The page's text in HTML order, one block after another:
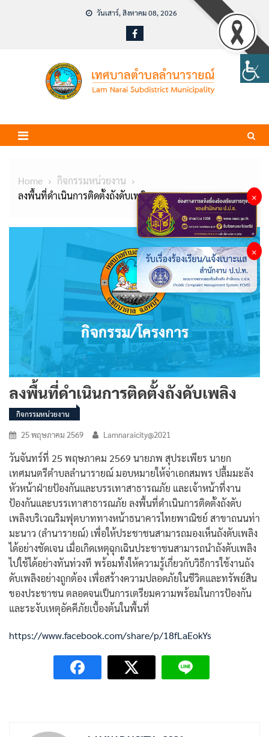
วันเสาร์, สิงหาคม 08, 2026
Home
กิจกรรมหน่วยงาน
ลงพื้นที่ดำเนินการติดตั้งถังดับเพลิง
ลงพื้นที่ดำเนินการติดตั้งถังดับเพลิง
กิจกรรมหน่วยงาน
25 พฤษภาคม 2569 Lamnaraicity@2021
วันจันทร์ที่ 25 พฤษภาคม 2569 นายภพ สุประเพียร นายก
เทศมนตรีตำบลลำนารายณ์ มอบหมายให้จ่าเอกสมพร ปลื้มมะลัง
หัวหน้าฝ่ายป้องกันและบรรเทาสาธารณภัย และเจ้าหน้าที่งาน
ป้องกันและบรรเทาสาธารณภัย ลงพื้นที่ดำเนินการติดตั้งถังดับ
เพลิงบริเวณริมฟุตบาททางหน้าธนาคารไทยพาณิชย์ สาขาถนนท่า
มะนาว (ลำนารายณ์) เพื่อให้ประชาชนสามารถมองเห็นถังดับเพลิง
ได้อย่างชัดเจน เมื่อเกิดเหตุฉุกเฉินประชาชนสามารถนำถังดับเพลิง
ไปใช้ได้อย่างทันท่วงที พร้อมทั้งให้ความรู้เกี่ยวกับวิธีการใช้งานถัง
ดับเพลิงอย่างถูกต้อง เพื่อสร้างความปลอดภัยในชีวิตและทรัพย์สิน
ของประชาชน ตลอดจนเป็นการเตรียมความพร้อมในการป้องกัน
และระงับเหตุอัคคีภัยเบื้องต้นในพื้นที่
https://www.facebook.com/share/p/18fLaEokYs
×
×